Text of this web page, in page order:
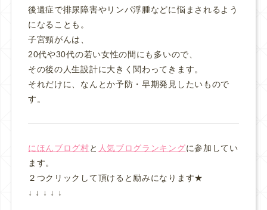
後遺症で排尿障害やリンパ浮腫などに悩まされるよう
になることも。
子宮頸がんは、
20代や30代の若い女性の間にも多いので、
その後の人生設計に大きく関わってきます。
それだけに、なんとか予防・早期発見したいもので
す。
にほんブログ村と 人気ブログランキングに参加してい
ます。
２つクリックして頂けると励みになります★
↓ ↓ ↓ ↓ ↓